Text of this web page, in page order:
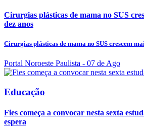
Cirurgias plásticas de mama no SUS
dez anos
Cirurgias plásticas de mama no SUS crescem
Portal Noroeste Paulista - 07 de Ago
Educação
Fies começa a convocar nesta sexta
espera